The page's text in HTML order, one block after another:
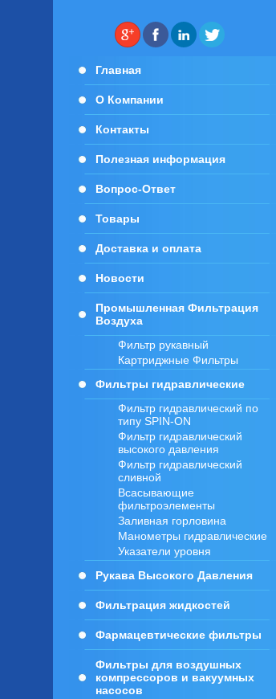
Главная
О Компании
Контакты
Полезная информация
Вопрос-Ответ
Товары
Доставка и оплата
Новости
Промышленная Фильтрация
Воздуха
Фильтр рукавный
Картриджные Фильтры
Фильтры гидравлические
Фильтр гидравлический по
типу SPIN-ON
Фильтр гидравлический
высокого давления
Фильтр гидравлический
сливной
Всасывающие
фильтроэлементы
Заливная горловина
Манометры гидравлические
Указатели уровня
Рукава Высокого Давления
Фильтрация жидкостей
Фармацевтические фильтры
Фильтры для воздушных
компрессоров и вакуумных
насосов